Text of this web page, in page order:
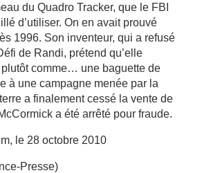
du Quadro Tracker, que le FBI
d’utiliser. On en avait prouvé
1996. Son inventeur, qui a refusé
de Randi, prétend qu’elle
comme… une baguette de
à une campagne menée par la
a finalement cessé la vente de
a été arrêté pour fraude.
le 28 octobre 2010
Presse)